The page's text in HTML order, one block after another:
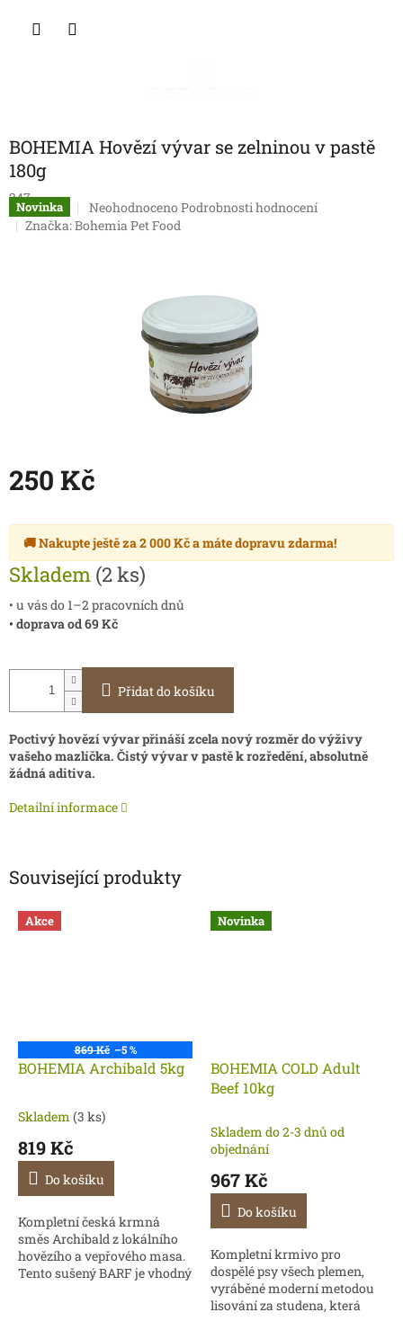
BOHEMIA Hovězí vývar se zelninou v pastě
180g
247
Novinka
Průměrné
hodnocení
hvězdiček.
Neohodnoceno Podrobnosti hodnocení
Značka:Bohemia Pet Food
250 Kč
cena:
🚚 Nakupte ještě za2 000 Kča mátedopravu zdarma!
Skladem (2 ks)
• u vás do 1–2 pracovních dnů
• doprava od 69 Kč
Přidat do košíku
Poctivý hovězí vývar přináší zcela nový rozměr do výživy
vašeho mazlíčka. Čistý vývar v pastě k rozředění, absolutně
žádná aditiva.
Detailní informace
Související produkty
Akce
869 Kč –5 %
BOHEMIA Archibald 5kg
Průměrné
hodnocení
produktu
5,0
5
hvězdiček.
Skladem (3 ks)
819 Kč
Do košíku
Kompletní česká krmná
směs Archibald z lokálního
hovězího a vepřového masa.
Tento sušený BARF je vhodný
Novinka
BOHEMIA COLD Adult
Beef 10kg
Skladem do 2-3 dnů od
objednání
967 Kč
Do košíku
Kompletní krmivo pro
dospělé psy všech plemen,
vyráběné moderní metodou
lisování za studena, která